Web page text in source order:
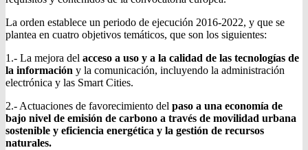
La orden establece un periodo de ejecución 2016-2022, y que se
plantea en cuatro objetivos temáticos, que son los siguientes:
1.- La mejora del acceso a uso y a la calidad de las tecnologías de
la información y la comunicación, incluyendo la administración
electrónica y las Smart Cities.
2.- Actuaciones de favorecimiento del paso a una economía de
bajo nivel de emisión de carbono a través de movilidad urbana
sostenible y eficiencia energética y la gestión de recursos
naturales.